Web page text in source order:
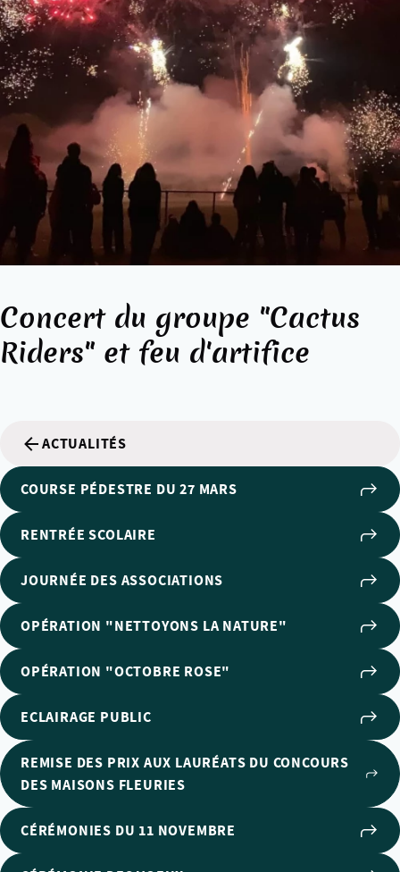
Concert du groupe "Cactus
Riders" et feu d'artifice
ACTUALITÉS
COURSE PÉDESTRE DU 27 MARS
RENTRÉE SCOLAIRE
JOURNÉE DES ASSOCIATIONS
OPÉRATION "NETTOYONS LA NATURE"
OPÉRATION "OCTOBRE ROSE"
ECLAIRAGE PUBLIC
REMISE DES PRIX AUX LAURÉATS DU CONCOURS
DES MAISONS FLEURIES
CÉRÉMONIES DU 11 NOVEMBRE